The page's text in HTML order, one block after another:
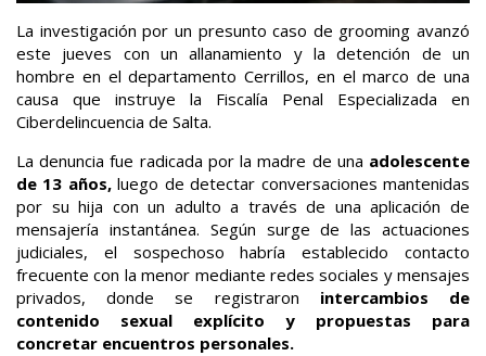
La investigación por un presunto caso de grooming avanzó
este jueves con un allanamiento y la detención de un
hombre en el departamento Cerrillos, en el marco de una
causa que instruye la Fiscalía Penal Especializada en
Ciberdelincuencia de Salta.
La denuncia fue radicada por la madre de una adolescente
de 13 años,luego de detectar conversaciones mantenidas
por su hija con un adulto a través de una aplicación de
mensajería instantánea. Según surge de las actuaciones
judiciales, el sospechoso habría establecido contacto
frecuente con la menor mediante redes sociales y mensajes
privados, donde se registraron intercambios de
contenido sexual explícito y propuestas para
concretar encuentros personales.